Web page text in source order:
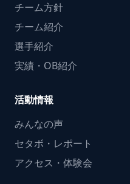
チーム方針
チーム紹介
選手紹介
実績・OB紹介
活動情報
みんなの声
セタボ・レポート
アクセス・体験会